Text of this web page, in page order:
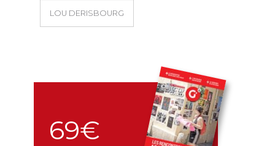
LOU DERISBOURG
69€